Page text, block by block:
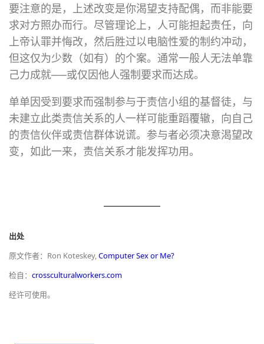
要注意的是，上述改变是你渴望支持配偶，而非能要
求对方照办而行。尽管理论上，人可能担起责任，向
上帝认罪并悔改，然后胜过以电脑性爱的制约冲动，
但这仅为少数（如有）的个案。通常一般人无法单靠
己力成就──或仅因他人强制要求而达成。
单单因受到要求而强制参与于责信小组的基督徒，与
未建立此类责信关系的人一样可能重蹈覆辙，向自己
的责信伙伴或责信群体说谎。参与者必须决意渴望改
变，如此一来，责信关系才能发挥功用。
出处
原文作者：Ron Koteskey, Computer Sex or Me?
检自： crossculturalworkers.com
经许可使用。